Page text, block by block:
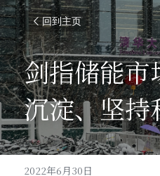
回到主页
剑指储能市
沉淀、坚持
2022年6月30日